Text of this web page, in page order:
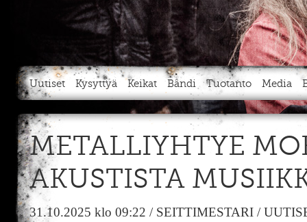
Uutiset Kysyttyä Keikat Bändi Tuotanto Media
METALLIYHTYE
AKUSTISTA
31.10.2025 klo 09:22 / SEITTIMESTARI /